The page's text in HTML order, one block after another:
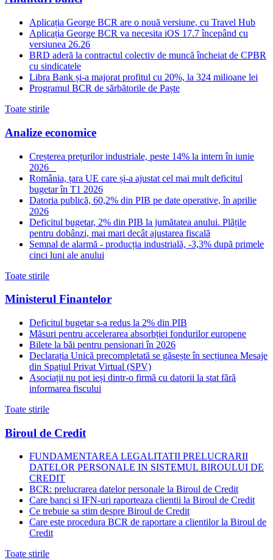
Aplicația George BCR are o nouă versiune, cu Travel Hub
Aplicația George BCR va necesita iOS 17.7 începând cu
versiunea 26.26
BRD aderă la contractul colectiv de muncă încheiat de CPBR
cu sindicatele
Libra Bank și-a majorat profitul cu 20%, la 324 milioane lei
Programul BCR de sărbătorile de Paște
Toate stirile
Analize economice
Creșterea prețurilor industriale, peste 14% la intern în iunie
2026
România, țara UE care și-a ajustat cel mai mult deficitul
bugetar în T1 2026
Datoria publică, 60,2% din PIB pe date operative, în aprilie
2026
Deficitul bugetar, 2% din PIB la jumătatea anului. Plățile
pentru dobânzi, mai mari decât ajustarea fiscală
Semnal de alarmă - producția industrială, -3,3% după primele
cinci luni ale anului
Toate stirile
Ministerul Finantelor
Deficitul bugetar s-a redus la 2% din PIB
Măsuri pentru accelerarea absorbției fondurilor europene
Bilete la băi pentru pensionari în 2026
Declarația Unică precompletată se găsește în secțiunea Mesaje
din Spațiul Privat Virtual (SPV)
Asociații nu pot ieși dintr-o firmă cu datorii la stat fără
informarea fiscului
Toate stirile
Biroul de Credit
FUNDAMENTAREA LEGALITATII PRELUCRARII
DATELOR PERSONALE IN SISTEMUL BIROULUI DE
CREDIT
BCR: prelucrarea datelor personale la Biroul de Credit
Care banci si IFN-uri raporteaza clientii la Biroul de Credit
Ce trebuie sa stim despre Biroul de Credit
Care este procedura BCR de raportare a clientilor la Biroul de
Credit
Toate stirile